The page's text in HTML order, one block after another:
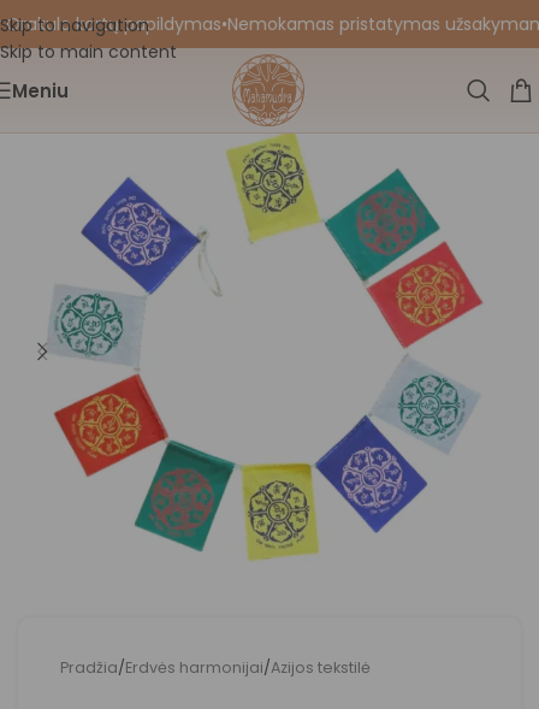
Skip to navigation
Skip to main content
kortų papildymas•Nemokamas pristatymas
Meniu
Pradžia/Erdvės harmonijai/Azijos tekstilė